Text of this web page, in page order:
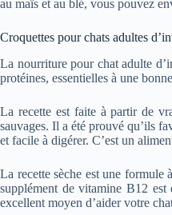
au maïs et au blé, vous pouvez
Croquettes pour chats adultes
La nourriture pour chat adulte
protéines, essentielles à une
La recette est faite à partir de
sauvages. Il a été prouvé qu’ils
et facile à digérer. C’est un
La recette sèche est une formule
supplément de vitamine B12 est
excellent moyen d’aider votre